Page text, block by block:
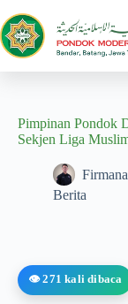
Pimpinan Pondok
Sekjen Liga
Berita
👁️ 271 kali dibaca